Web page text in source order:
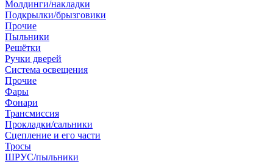
Молдинги/накладки
Подкрылки/брызговики
Прочие
Пыльники
Решётки
Ручки дверей
Система освещения
Прочие
Фары
Фонари
Трансмиссия
Прокладки/сальники
Сцепление и его части
Тросы
ШРУС/пыльники